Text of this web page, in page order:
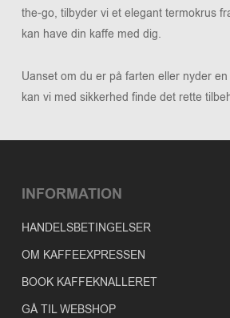
the-go, tilbyder vi et elegant termokrus
kan have din kaffe med dig.
Uanset om du er på farten eller nyder
kan vi med sikkerhed finde det rette
INFORMATION
HANDELSBETINGELSER
OM KAFFEEXPRESSEN
BOOK KAFFEKNALLERET
GÅ TIL WEBSHOP